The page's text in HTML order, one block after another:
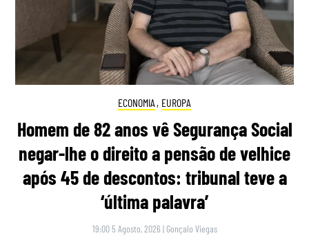
ECONOMIA , EUROPA
Homem de 82 anos vê Segurança Social
negar-lhe o direito a pensão de velhice
após 45 de descontos: tribunal teve a
‘última palavra’
19:00 5 Agosto, 2026 | Gonçalo Viegas